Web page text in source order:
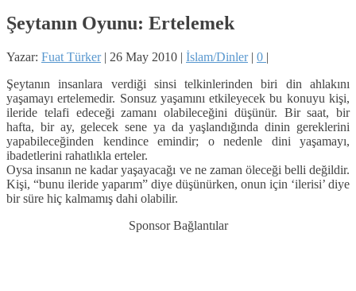
Şeytanın Oyunu: Ertelemek
Yazar: Fuat Türker| 26 May 2010 | İslam/Dinler| 0 |
Şeytanın insanlara verdiği sinsi telkinlerinden biri din ahlakını
yaşamayı ertelemedir. Sonsuz yaşamını etkileyecek bu konuyu kişi,
ileride telafi edeceği zamanı olabileceğini düşünür. Bir saat, bir
hafta, bir ay, gelecek sene ya da yaşlandığında dinin gereklerini
yapabileceğinden kendince emindir; o nedenle dini yaşamayı,
ibadetlerini rahatlıkla erteler.
Oysa insanın ne kadar yaşayacağı ve ne zaman öleceği belli değildir.
Kişi, “bunu ileride yaparım” diye düşünürken, onun için ‘ilerisi’ diye
bir süre hiç kalmamış dahi olabilir.
Sponsor Bağlantılar